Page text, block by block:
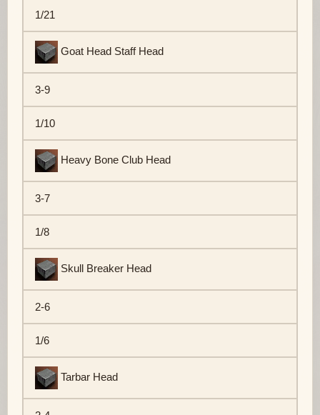
1/21
Goat Head Staff Head
3-9
1/10
Heavy Bone Club Head
3-7
1/8
Skull Breaker Head
2-6
1/6
Tarbar Head